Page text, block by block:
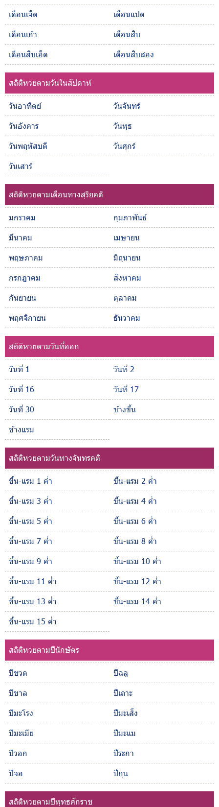
เดือนเจ็ด
เดือนแปด
เดือนเก้า
เดือนสิบ
เดือนสิบเอ็ด
เดือนสิบสอง
สถิติหวยตามวันในสัปดาห์
วันอาทิตย์
วันจันทร์
วันอังคาร
วันพุธ
วันพฤหัสบดี
วันศุกร์
วันเสาร์
สถิติหวยตามเดือนทางสุริยคติ
มกราคม
กุมภาพันธ์
มีนาคม
เมษายน
พฤษภาคม
มิถุนายน
กรกฎาคม
สิงหาคม
กันยายน
ตุลาคม
พฤศจิกายน
ธันวาคม
สถิติหวยตามวันที่ออก
วันที่ 1
วันที่ 2
วันที่ 16
วันที่ 17
วันที่ 30
ข้างขึ้น
ข้างแรม
สถิติหวยตามวันทางจันทรคติ
ขึ้น-แรม 1 ค่ำ
ขึ้น-แรม 2 ค่ำ
ขึ้น-แรม 3 ค่ำ
ขึ้น-แรม 4 ค่ำ
ขึ้น-แรม 5 ค่ำ
ขึ้น-แรม 6 ค่ำ
ขึ้น-แรม 7 ค่ำ
ขึ้น-แรม 8 ค่ำ
ขึ้น-แรม 9 ค่ำ
ขึ้น-แรม 10 ค่ำ
ขึ้น-แรม 11 ค่ำ
ขึ้น-แรม 12 ค่ำ
ขึ้น-แรม 13 ค่ำ
ขึ้น-แรม 14 ค่ำ
ขึ้น-แรม 15 ค่ำ
สถิติหวยตามปีนักษัตร
ปีชวด
ปีฉลู
ปีขาล
ปีเถาะ
ปีมะโรง
ปีมะเส็ง
ปีมะเมีย
ปีมะแม
ปีวอก
ปีระกา
ปีจอ
ปีกุน
สถิติหวยตามปีพุทธศักราช